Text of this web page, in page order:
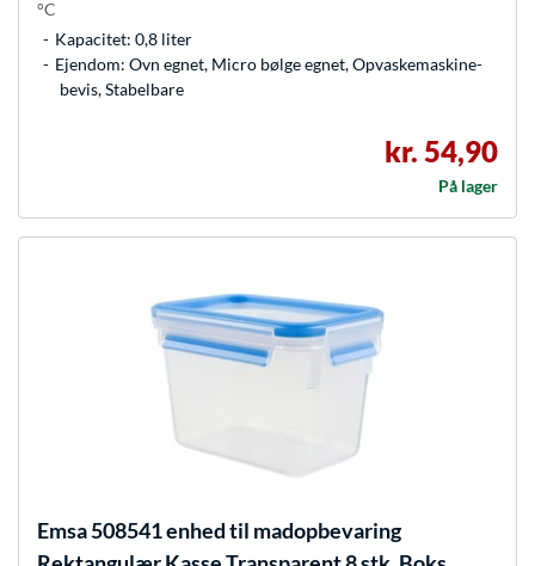
°C
Kapacitet: 0,8 liter
Ejendom: Ovn egnet, Micro bølge egnet, Opvaskemaskine-
bevis, Stabelbare
kr. 54,90
På lager
Emsa508541 enhed til madopbevaring